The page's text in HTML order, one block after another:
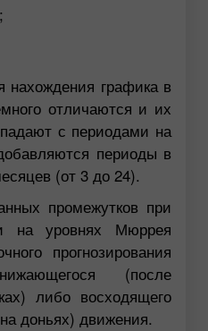
графика в
отличаются и их
с периодами на
периоды в
(от 3 до 24).
промежутков при
на уровнях Мюррея
прогнозирования
(после
либо восходящего
доньях) движения.